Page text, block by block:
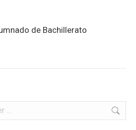
de Bachillerato